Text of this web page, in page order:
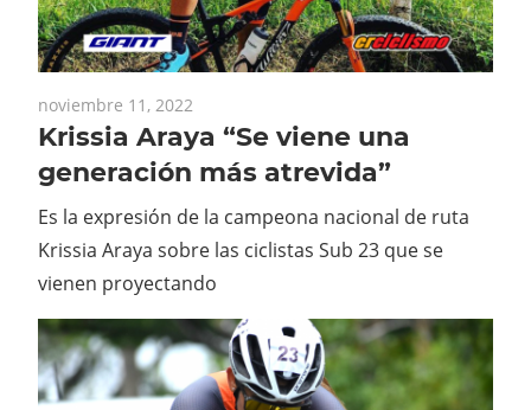
noviembre 11, 2022
Krissia Araya “Se viene una
generación más atrevida”
Es la expresión de la campeona nacional de ruta
Krissia Araya sobre las ciclistas Sub 23 que se
vienen proyectando